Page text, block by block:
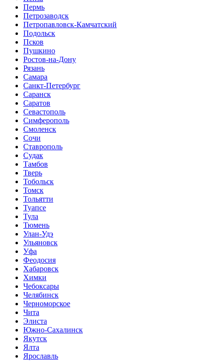
Пермь
Петрозаводск
Петропавловск-Камчатский
Подольск
Псков
Пушкино
Ростов-на-Дону
Рязань
Самара
Санкт-Петербург
Саранск
Саратов
Севастополь
Симферополь
Смоленск
Сочи
Ставрополь
Судак
Тамбов
Тверь
Тобольск
Томск
Тольятти
Туапсе
Тула
Тюмень
Улан-Удэ
Ульяновск
Уфа
Феодосия
Хабаровск
Химки
Чебоксары
Челябинск
Черноморское
Чита
Элиста
Южно-Сахалинск
Якутск
Ялта
Ярославль